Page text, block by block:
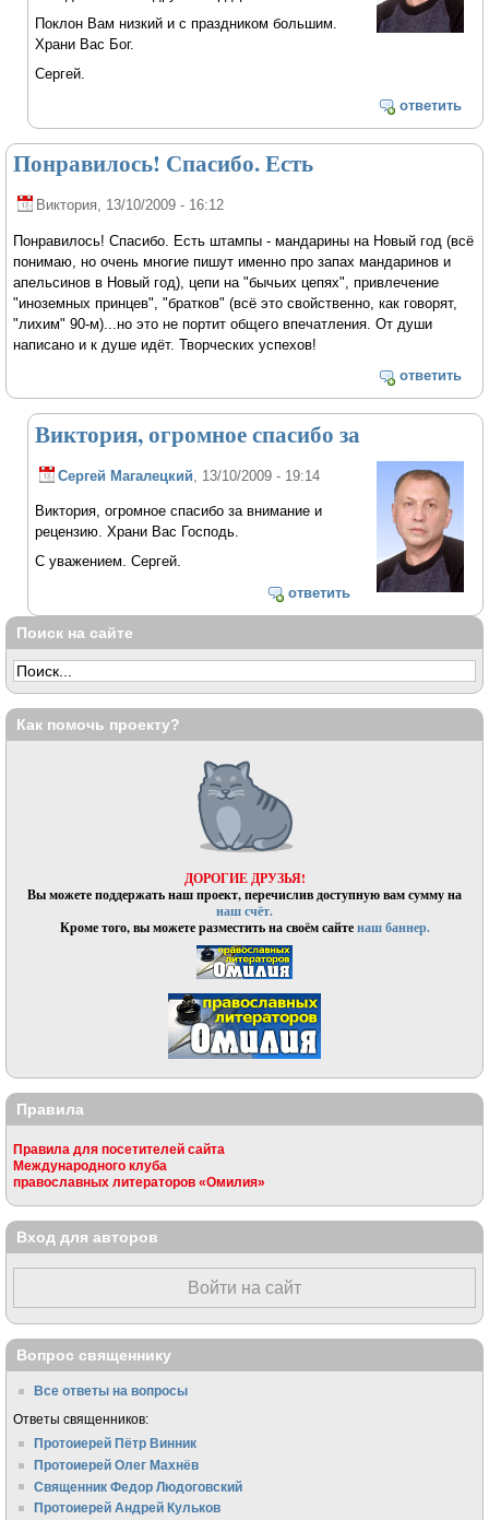
Поклон Вам низкий и с праздником большим.
Храни Вас Бог.
Сергей.
ответить
Понравилось! Спасибо. Есть
Виктория , 13/10/2009 - 16:12
Понравилось! Спасибо. Есть штампы - мандарины на Новый год (всё
понимаю, но очень многие пишут именно про запах мандаринов и
апельсинов в Новый год), цепи на "бычьих цепях", привлечение
"иноземных принцев", "братков" (всё это свойственно, как говорят,
"лихим" 90-м)...но это не портит общего впечатления. От души
написано и к душе идёт. Творческих успехов!
ответить
Виктория, огромное спасибо за
Сергей Магалецкий , 13/10/2009 - 19:14
Виктория, огромное спасибо за внимание и
рецензию. Храни Вас Господь.
С уважением. Сергей.
ответить
Поиск на сайте
Как помочь проекту?
ДОРОГИЕ ДРУЗЬЯ!
Вы можете поддержать наш проект, перечислив доступную вам сумму на
наш счёт.
Кроме того, вы можете разместить на своём сайтенаш баннер.
Правила
Правила для посетителей сайта
Международного клуба
православных литераторов «Омилия»
Вход для авторов
Войти на сайт
Вопрос священнику
Все ответы на вопросы
Ответы священников:
Протоиерей Пётр Винник
Протоиерей Олег Махнёв
Священник Федор Людоговский
Протоиерей Андрей Кульков